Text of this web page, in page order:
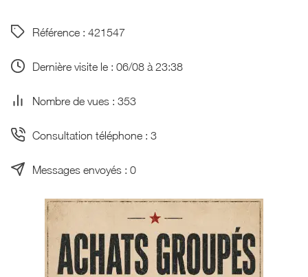
Référence : 421547
Dernière visite le : 06/08 à 23:38
Nombre de vues : 353
Consultation téléphone : 3
Messages envoyés : 0